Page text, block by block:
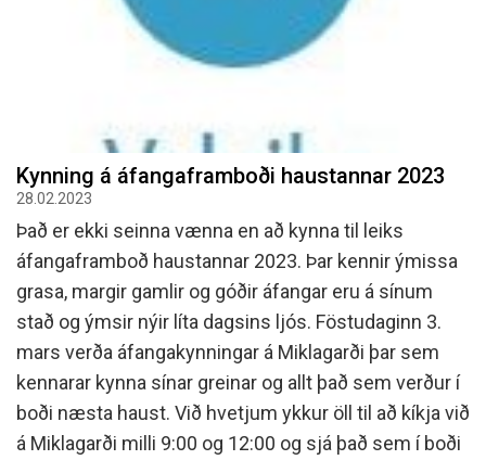
Kynning á áfangaframboði haustannar 2023
28.02.2023
Það er ekki seinna vænna en að kynna til leiks
áfangaframboð haustannar 2023. Þar kennir ýmissa
grasa, margir gamlir og góðir áfangar eru á sínum
stað og ýmsir nýir líta dagsins ljós. Föstudaginn 3.
mars verða áfangakynningar á Miklagarði þar sem
kennarar kynna sínar greinar og allt það sem verður í
boði næsta haust. Við hvetjum ykkur öll til að kíkja við
á Miklagarði milli 9:00 og 12:00 og sjá það sem í boði